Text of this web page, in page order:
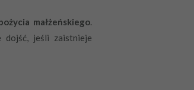
małżeńskiego.
dojść, jeśli zaistnieje